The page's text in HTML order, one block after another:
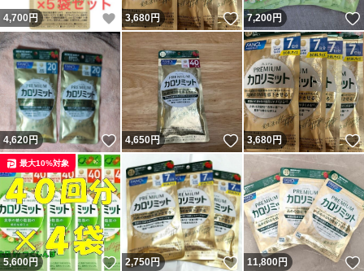
4,700 円 いいね！
3,680円 いいね！
7,200円
4,620円 いいね！
4,650円 いいね！
3,680円
5,600円 いいね！
最大10%対象
2,750円 いいね！
11,800円